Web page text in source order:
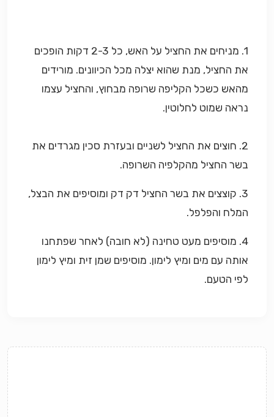
1. מניחים את החציל על האש, כל 2-3 דקות הופכים
את החציל, מנת שהוא יצלה מכל הכיוונים. מורידים
מהאש כשכל הקליפה שרופה מבחוץ, והחציל עצמו
נראה שמוט לחלוטין.
2. חוצים את החציל לשניים ובעזרת סכין מגרדים את
בשר החציל מהקלפיה השרופה.
3. קוצצים את בשר החציל דק דק ומוסיפים את הבצל,
המלח והפלפל.
4. מוסיפים מעט טחינה (לא חובה) לאחר שפתחנו
אותה עם מים ומיץ לימון. מוסיפים שמן זית ומיץ לימון
לפי הטעם.